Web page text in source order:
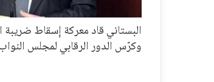
البستاني قاد معركة إسقاط ضريبة
وكرّس الدور الرقابي لمجلس